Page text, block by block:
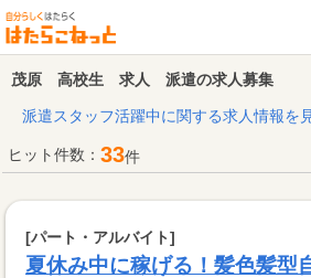
茂原 高校生 求人 派遣の求人募集
派遣スタッフ活躍中に関する求人情報を
ヒット件数： 33件
[パート・アルバイト]
夏休み中に稼げる！髪色髪